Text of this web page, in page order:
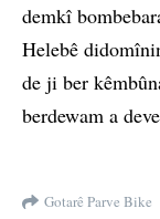
demkî
Helebê
de ji ber
berdewam a
Gotarê Parve Bike